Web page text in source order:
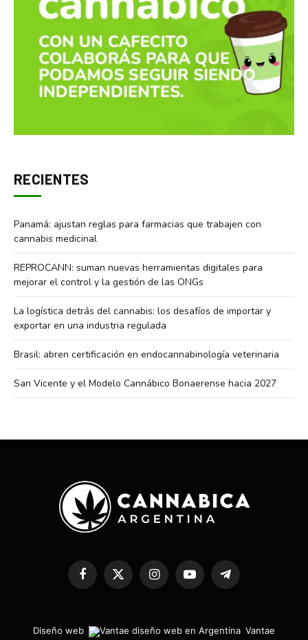
RECIENTES
Panamá: ajustan reglas para farmacias que trabajen con
cannabis medicinal
REPROCANN: suman nuevas herramientas digitales para
mejorar el control y la gestión de las ONGs
La logística detrás del cannabis: los desafíos de importar y
exportar en una industria regulada
Brasil: abren certificación en endocannabinología veterinaria
San Vicente y el Modelo Cannábico Bonaerense hacia 2027
FacebookX
(Twitter)
InstagramYouTubeTelegram
Diseño web Vantae